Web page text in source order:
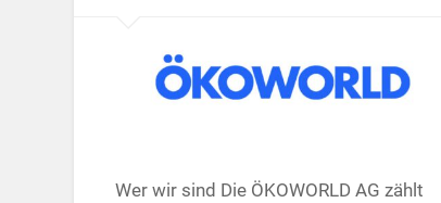
Wer wir sind Die ÖKOWORLD AG zählt